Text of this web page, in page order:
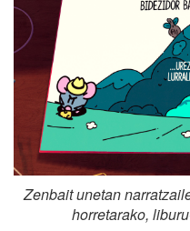
Zenbait unetan
horretarako,